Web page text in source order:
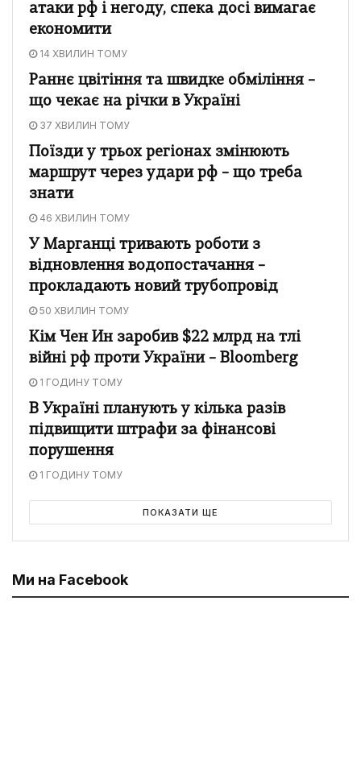
атаки рф і негоду, спека досі вимагає
економити
14 ХВИЛИН ТОМУ
Раннє цвітіння та швидке обміління –
що чекає на річки в Україні
37 ХВИЛИН ТОМУ
Поїзди у трьох регіонах змінюють
маршрут через удари рф – що треба
знати
46 ХВИЛИН ТОМУ
У Марганці тривають роботи з
відновлення водопостачання –
прокладають новий трубопровід
50 ХВИЛИН ТОМУ
Кім Чен Ин заробив $22 млрд на тлі
війні рф проти України – Bloomberg
1 ГОДИНУ ТОМУ
В Україні планують у кілька разів
підвищити штрафи за фінансові
порушення
1 ГОДИНУ ТОМУ
ПОКАЗАТИ ЩЕ
Ми на Facebook